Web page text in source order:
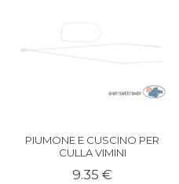
PIUMONE E CUSCINO PER
CULLA VIMINI
9.35 €